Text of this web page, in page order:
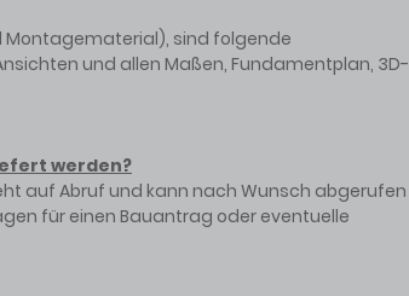
Montagematerial), sind folgende
und allen Maßen, Fundamentplan, 3D-
werden?
auf Abruf und kann nach Wunsch abgerufen
für einen Bauantrag oder eventuelle